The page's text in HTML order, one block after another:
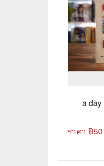
a day
ราคา ฿50
📚 หนังสือทั่ว
😁 จิตวิทยา
👔 ธุรกิจ เศ
📜 ประวัติศา
🌠 โหราศาส
☸️ ธรรมะ ศา